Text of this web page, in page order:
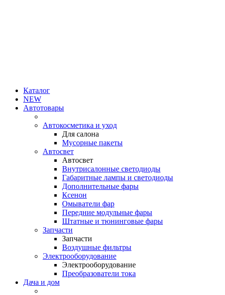
Каталог
NEW
Автотовары
Автокосметика и уход
Для салона
Мусорные пакеты
Автосвет
Автосвет
Внутрисалонные светодиоды
Габаритные лампы и светодиоды
Дополнительные фары
Ксенон
Омыватели фар
Передние модульные фары
Штатные и тюнинговые фары
Запчасти
Запчасти
Воздушные фильтры
Электрооборудование
Электрооборудование
Преобразователи тока
Дача и дом